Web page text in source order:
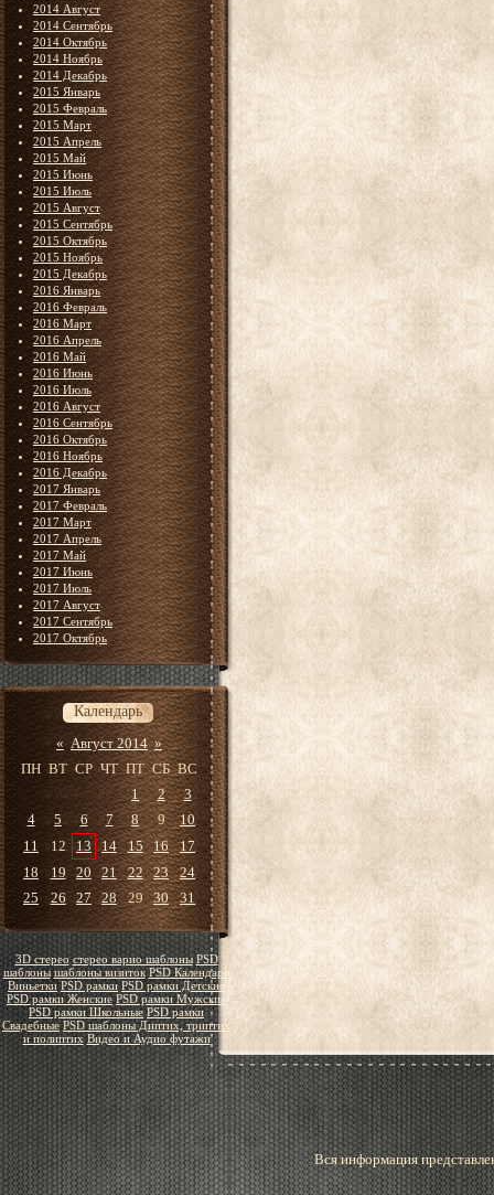
2014 Август
2014 Сентябрь
2014 Октябрь
2014 Ноябрь
2014 Декабрь
2015 Январь
2015 Февраль
2015 Март
2015 Апрель
2015 Май
2015 Июнь
2015 Июль
2015 Август
2015 Сентябрь
2015 Октябрь
2015 Ноябрь
2015 Декабрь
2016 Январь
2016 Февраль
2016 Март
2016 Апрель
2016 Май
2016 Июнь
2016 Июль
2016 Август
2016 Сентябрь
2016 Октябрь
2016 Ноябрь
2016 Декабрь
2017 Январь
2017 Февраль
2017 Март
2017 Апрель
2017 Май
2017 Июнь
2017 Июль
2017 Август
2017 Сентябрь
2017 Октябрь
Календарь
« Август 2014 »
ПН ВТ СР ЧТ ПТ СБ ВС
1
2
3
4
5 6 7 8 9
10
11
12 13 14 15 16
17
18
19 20 21 22 23
24
25
26 27 28 29 30 31
3D стерео стерео варио шаблоны PSD
шаблоны шаблоны визиток PSD Календари
Виньетки PSD рамки PSD рамки Детские
PSD рамки Женские PSD рамки Мужские
PSD рамки Школьные PSD рамки
Свадебные PSD шаблоны Диптих, триптих
и полиптих Видео и Аудио футажи
Вся информация